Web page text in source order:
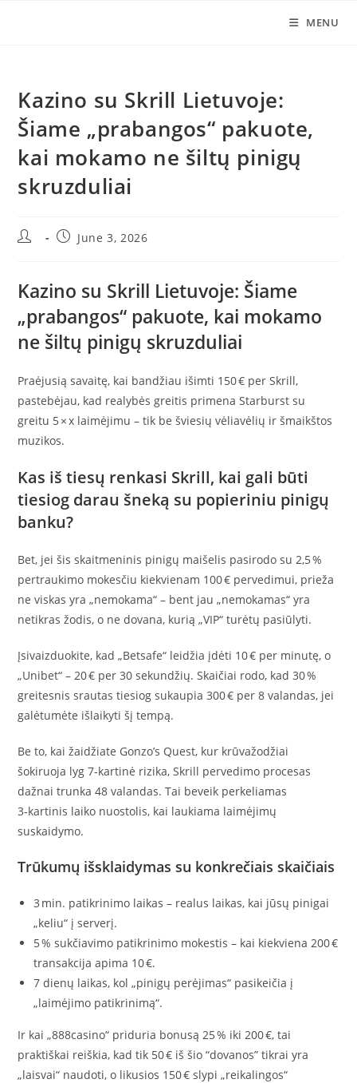
MENU
Kazino su Skrill Lietuvoje:
Šiame „prabangos“ pakuote,
kai mokamo ne šiltų pinigų
skruzduliai
Post
PostJune 3, 2026
Kazino su Skrill Lietuvoje: Šiame
„prabangos“ pakuote, kai mokamo
ne šiltų pinigų skruzduliai
Praėjusią savaitę, kai bandžiau išimti 150 € per Skrill,
pastebėjau, kad realybės greitis primena Starburst su
greitu 5 × x laimėjimu – tik be šviesių vėliavėlių ir šmaikštos
muzikos.
Kas iš tiesų renkasi Skrill, kai gali būti
tiesiog darau šneką su popieriniu pinigų
banku?
Bet, jei šis skaitmeninis pinigų maišelis pasirodo su 2,5 %
pertraukimo mokesčiu kiekvienam 100 € pervedimui, prieža
ne viskas yra „nemokama“ – bent jau „nemokamas“ yra
netikras žodis, o ne dovana, kurią „VIP“ turėtų pasiūlyti.
Įsivaizduokite, kad „Betsafe“ leidžia įdėti 10 € per minutę, o
„Unibet“ – 20 € per 30 sekundžių. Skaičiai rodo, kad 30 %
greitesnis srautas tiesiog sukaupia 300 € per 8 valandas, jei
galėtumėte išlaikyti šį tempą.
Be to, kai žaidžiate Gonzo’s Quest, kur krūvažodžiai
šokiruoja lyg 7‑kartinė rizika, Skrill pervedimo procesas
dažnai trunka 48 valandas. Tai beveik perkeliamas
3‑kartinis laiko nuostolis, kai laukiama laimėjimų
suskaidymo.
Trūkumų išsklaidymas su konkrečiais skaičiais
3 min. patikrinimo laikas – realus laikas, kai jūsų pinigai
„keliu“ į serverį.
5 % sukčiavimo patikrinimo mokestis – kai kiekviena 200 €
transakcija apima 10 €.
7 dienų laikas, kol „pinigų perėjimas“ pasikeičia į
„laimėjimo patikrinimą“.
Ir kai „888casino“ priduria bonusą 25 % iki 200 €, tai
praktiškai reiškia, kad tik 50 € iš šio “dovanos” tikrai yra
„laisvai“ naudoti, o likusios 150 € slypi „reikalingos“